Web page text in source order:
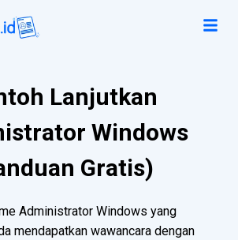
Lanjutkan
Windows
Gratis)
Administrator Windows yang
mendapatkan wawancara dengan